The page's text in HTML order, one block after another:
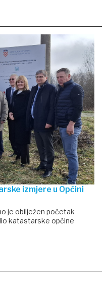
izmjere u Općini
je obilježen početak
katastarske općine